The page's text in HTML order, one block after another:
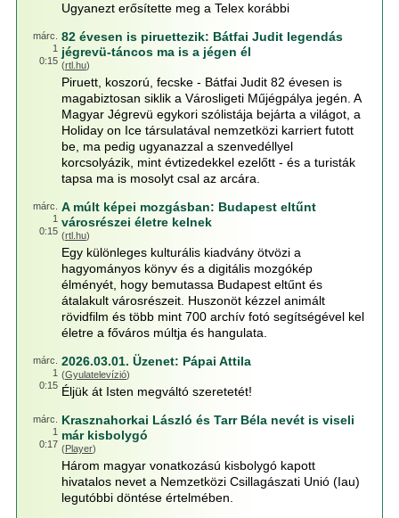
Ugyanezt erősítette meg a Telex korábbi
márc.
1
0:15
82 évesen is piruettezik: Bátfai Judit legendás
jégrevü-táncos ma is a jégen él
(rtl.hu)
Piruett, koszorú, fecske - Bátfai Judit 82 évesen is
magabiztosan siklik a Városligeti Műjégpálya jegén. A
Magyar Jégrevü egykori szólistája bejárta a világot, a
Holiday on Ice társulatával nemzetközi karriert futott
be, ma pedig ugyanazzal a szenvedéllyel
korcsolyázik, mint évtizedekkel ezelőtt - és a turisták
tapsa ma is mosolyt csal az arcára.
márc.
1
0:15
A múlt képei mozgásban: Budapest eltűnt
városrészei életre kelnek
(rtl.hu)
Egy különleges kulturális kiadvány ötvözi a
hagyományos könyv és a digitális mozgókép
élményét, hogy bemutassa Budapest eltűnt és
átalakult városrészeit. Huszonöt kézzel animált
rövidfilm és több mint 700 archív fotó segítségével kel
életre a főváros múltja és hangulata.
márc.
1
0:15
2026.03.01. Üzenet: Pápai Attila
(Gyulatelevízió)
Éljük át Isten megváltó szeretetét!
márc.
1
0:17
Krasznahorkai László és Tarr Béla nevét is viseli
már kisbolygó
(Player)
Három magyar vonatkozású kisbolygó kapott
hivatalos nevet a Nemzetközi Csillagászati Unió (Iau)
legutóbbi döntése értelmében.